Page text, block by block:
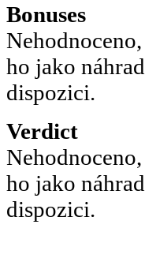
Bonuses
ho jako
dispozici.
Verdict
ho jako
dispozici.